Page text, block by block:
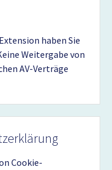
haben Sie
Weitergabe von
AV-Verträge
Cookie-